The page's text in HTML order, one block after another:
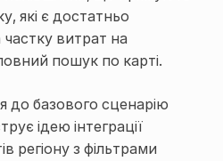
які є достатньо
витрат на
пошук по карті.
до базового сценарію
ідею інтеграції
регіону з фільтрами